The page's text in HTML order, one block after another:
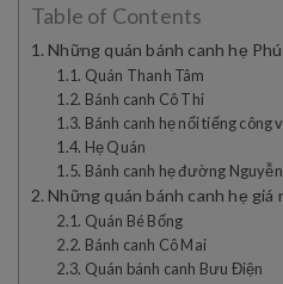
Table of Contents
Những quán bánh canh hẹ
Quán Thanh Tâm
Bánh canh Cô Thi
Bánh canh hẹ nổi tiếng công
Hẹ Quán
Bánh canh hẹ đường
Những quán bánh canh hẹ giá
Quán Bé Bống
Bánh canh Cô Mai
Quán bánh canh Bưu Điện